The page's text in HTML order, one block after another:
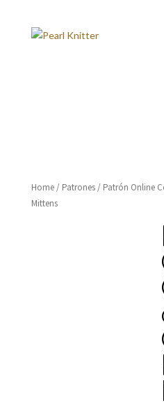
Home/ Patrones/ Patrón Online
Mittens